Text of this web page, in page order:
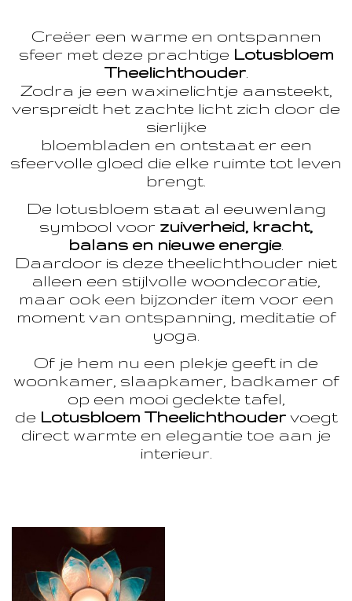
Creëer een warme en ontspannen
sfeer met deze prachtige Lotusbloem
Theelichthouder.
Zodra je een waxinelichtje aansteekt,
verspreidt het zachte licht zich door de
sierlijke
bloembladen en ontstaat er een
sfeervolle gloed die elke ruimte tot leven
brengt.
De lotusbloem staat al eeuwenlang
symbool voor zuiverheid, kracht,
balans en nieuwe energie
Daardoor is deze theelichthouder niet
alleen een stijlvolle woondecoratie,
maar ook een bijzonder item voor een
moment van ontspanning, meditatie of
yoga.
Of je hem nu een plekje geeft in de
woonkamer, slaapkamer, badkamer of
op een mooi gedekte tafel,
de Lotusbloem Theelichthoudervoegt
direct warmte en elegantie toe aan je
interieur.